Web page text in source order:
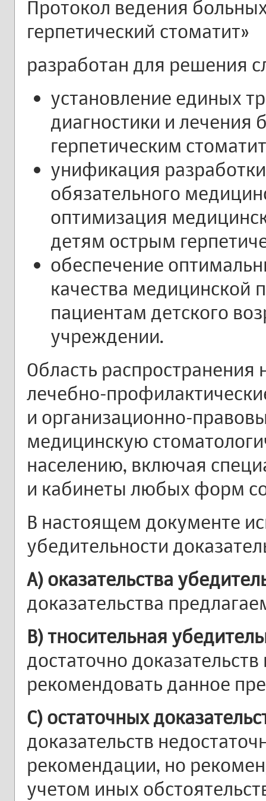
Протокол ведения
герпетический стоматит»
разработан для решения
установление единых
диагностики и лечения
герпетическим
унификация
обязательного
оптимизация
детям острым
обеспечение
качества
пациентам детского
учреждении.
Область распространения
лечебно-
и организационно-
медицинскую
населению, включая
и кабинеты любых форм
В настоящем документе
убедительности
A) оказательства
доказательства
B) тносительная
достаточно
рекомендовать данное
C) остаточных
доказательств
рекомендации, но
учетом иных